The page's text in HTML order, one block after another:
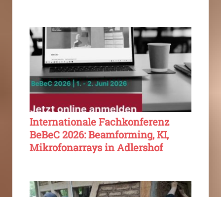
Internationale Fachkonferenz
BeBeC 2026: Beamforming, KI,
Mikrofonarrays in Adlershof